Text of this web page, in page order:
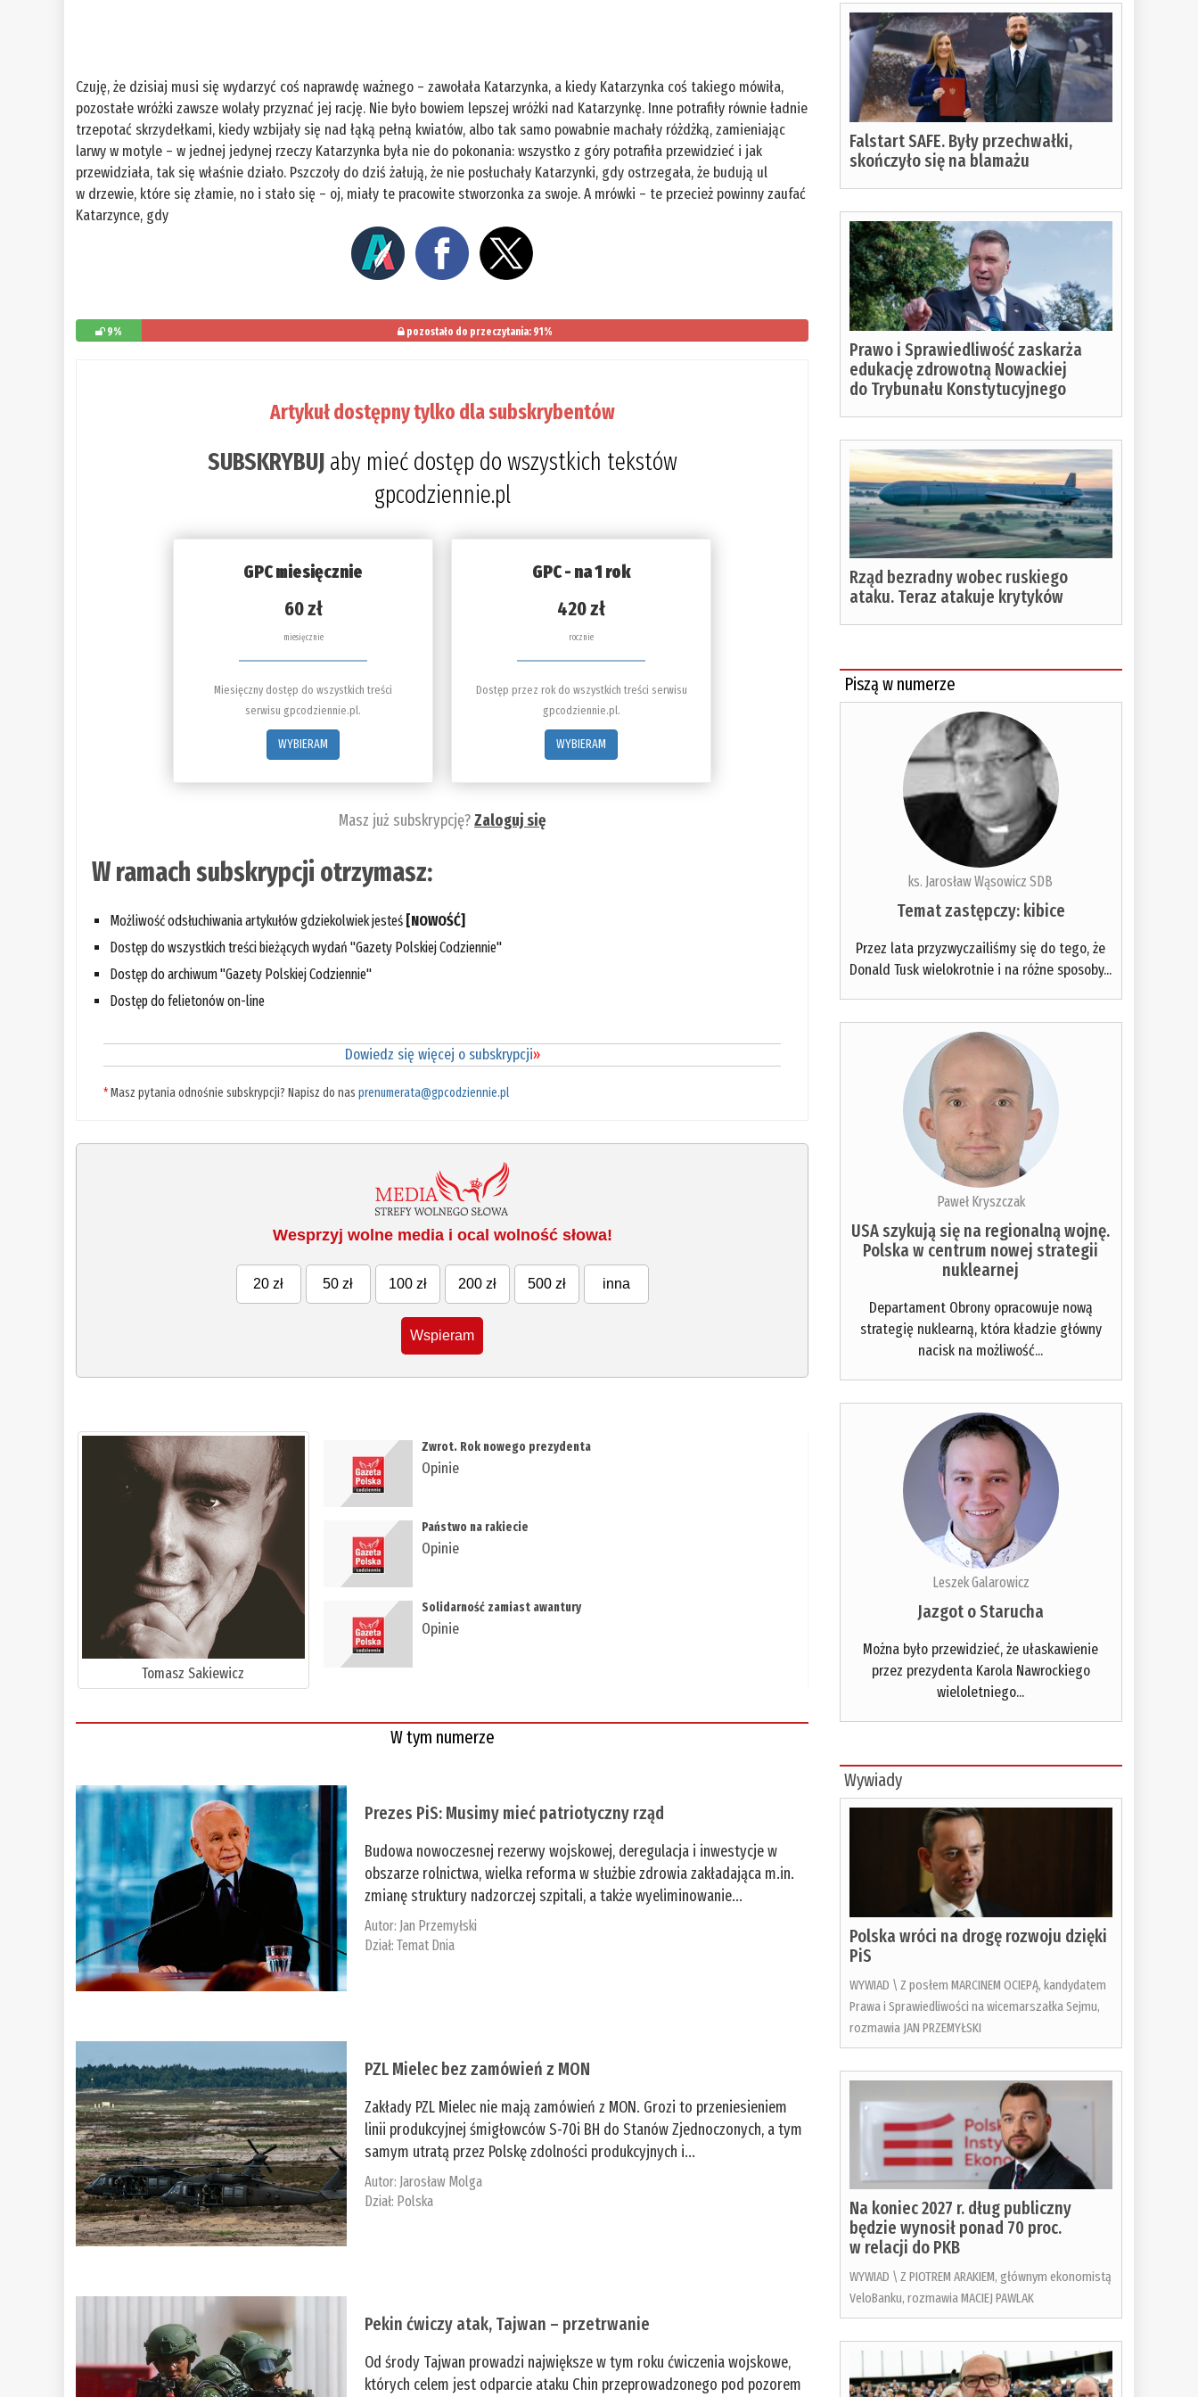
Czuję, że dzisiaj musi się wydarzyć coś naprawdę ważnego – zawołała Katarzynka, a kiedy Katarzynka coś takiego mówiła,
pozostałe wróżki zawsze wolały przyznać jej rację. Nie było bowiem lepszej wróżki nad Katarzynkę. Inne potrafiły równie ładnie
trzepotać skrzydełkami, kiedy wzbijały się nad łąką pełną kwiatów, albo tak samo powabnie machały różdżką, zamieniając
larwy w motyle – w jednej jedynej rzeczy Katarzynka była nie do pokonania: wszystko z góry potrafiła przewidzieć i jak
przewidziała, tak się właśnie działo. Pszczoły do dziś żałują, że nie posłuchały Katarzynki, gdy ostrzegała, że budują ul
w drzewie, które się złamie, no i stało się – oj, miały te pracowite stworzonka za swoje. A mrówki – te przecież powinny zaufać
Katarzynce, gdy
9% pozostało do przeczytania: 91%
Artykuł dostępny tylko dla subskrybentów
SUBSKRYBUJaby mieć dostęp do wszystkich tekstów
gpcodziennie.pl
GPC miesięcznie
60 zł
miesięcznie
Miesięczny dostęp do wszystkich treści
serwisu gpcodziennie.pl.
WYBIERAM
GPC - na 1 rok
420 zł
rocznie
Dostęp przez rok do wszystkich treści serwisu
gpcodziennie.pl.
WYBIERAM
Masz już subskrypcję?Zaloguj się
W ramach subskrypcji otrzymasz:
Możliwość odsłuchiwania artykułów gdziekolwiek jesteś [NOWOŚĆ]
Dostęp do wszystkich treści bieżących wydań "Gazety Polskiej Codziennie"
Dostęp do archiwum "Gazety Polskiej Codziennie"
Dostęp do felietonów on-line
Dowiedz się więcej o subskrypcji»
*Masz pytania odnośnie subskrypcji? Napisz do nasprenumerata@gpcodziennie.pl
Wesprzyj wolne media i ocal wolność słowa!
20 zł 50 zł 100 zł 200 zł 500 zł inna
Wspieram
Tomasz Sakiewicz
Zwrot. Rok nowego prezydenta
Opinie
Państwo na rakiecie
Opinie
Solidarność zamiast awantury
Opinie
W tym numerze
Prezes PiS: Musimy mieć patriotyczny rząd
Budowa nowoczesnej rezerwy wojskowej, deregulacja i inwestycje w
obszarze rolnictwa, wielka reforma w służbie zdrowia zakładająca m.in.
zmianę struktury nadzorczej szpitali, a także wyeliminowanie...
Autor: Jan Przemyłski
Dział:Temat Dnia
PZL Mielec bez zamówień z MON
Zakłady PZL Mielec nie mają zamówień z MON. Grozi to przeniesieniem
linii produkcyjnej śmigłowców S-70i BH do Stanów Zjednoczonych, a tym
samym utratą przez Polskę zdolności produkcyjnych i...
Autor: Jarosław Molga
Dział: Polska
Pekin ćwiczy atak, Tajwan – przetrwanie
Od środy Tajwan prowadzi największe w tym roku ćwiczenia wojskowe,
których celem jest odparcie ataku Chin przeprowadzonego pod pozorem
Falstart SAFE. Były przechwałki,
skończyło się na blamażu
Prawo i Sprawiedliwość zaskarża
edukację zdrowotną Nowackiej
do Trybunału Konstytucyjnego
Rząd bezradny wobec ruskiego
ataku. Teraz atakuje krytyków
Piszą w numerze
ks. Jarosław Wąsowicz SDB
Temat zastępczy: kibice
Przez lata przyzwyczailiśmy się do tego, że
Donald Tusk wielokrotnie i na różne sposoby...
Paweł Kryszczak
USA szykują się na regionalną wojnę.
Polska w centrum nowej strategii
nuklearnej
Departament Obrony opracowuje nową
strategię nuklearną, która kładzie główny
nacisk na możliwość...
Leszek Galarowicz
Jazgot o Starucha
Można było przewidzieć, że ułaskawienie
przez prezydenta Karola Nawrockiego
wieloletniego...
Wywiady
Polska wróci na drogę rozwoju dzięki
PiS
WYWIAD \ Z posłem MARCINEM OCIEPĄ, kandydatem
Prawa i Sprawiedliwości na wicemarszałka Sejmu,
rozmawia JAN PRZEMYŁSKI
Na koniec 2027 r. dług publiczny
będzie wynosił ponad 70 proc.
w relacji do PKB
WYWIAD \ Z PIOTREM ARAKIEM, głównym ekonomistą
VeloBanku, rozmawia MACIEJ PAWLAK